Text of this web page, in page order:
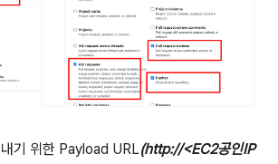
기 위한 Payload URL(http://<EC2공인IP